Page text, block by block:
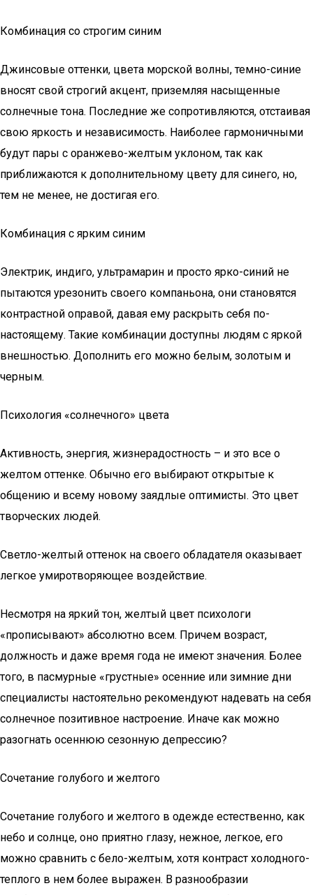
Комбинация со строгим синим
Джинсовые оттенки, цвета морской волны, темно-синие
вносят свой строгий акцент, приземляя насыщенные
солнечные тона. Последние же сопротивляются, отстаивая
свою яркость и независимость. Наиболее гармоничными
будут пары с оранжево-желтым уклоном, так как
приближаются к дополнительному цвету для синего, но,
тем не менее, не достигая его.
Комбинация с ярким синим
Электрик, индиго, ультрамарин и просто ярко-синий не
пытаются урезонить своего компаньона, они становятся
контрастной оправой, давая ему раскрыть себя по-
настоящему. Такие комбинации доступны людям с яркой
внешностью. Дополнить его можно белым, золотым и
черным.
Психология «солнечного» цвета
Активность, энергия, жизнерадостность – и это все о
желтом оттенке. Обычно его выбирают открытые к
общению и всему новому заядлые оптимисты. Это цвет
творческих людей.
Светло-желтый оттенок на своего обладателя оказывает
легкое умиротворяющее воздействие.
Несмотря на яркий тон, желтый цвет психологи
«прописывают» абсолютно всем. Причем возраст,
должность и даже время года не имеют значения. Более
того, в пасмурные «грустные» осенние или зимние дни
специалисты настоятельно рекомендуют надевать на себя
солнечное позитивное настроение. Иначе как можно
разогнать осеннюю сезонную депрессию?
Сочетание голубого и желтого
Сочетание голубого и желтого в одежде естественно, как
небо и солнце, оно приятно глазу, нежное, легкое, его
можно сравнить с бело-желтым, хотя контраст холодного-
теплого в нем более выражен. В разнообразии